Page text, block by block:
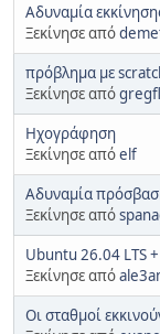
Αδυναμία
Ξεκίνησε από
πρόβλημα με
Ξεκίνησε από
Ηχογράφηση
Ξεκίνησε απόelf
Αδυναμία
Ξεκίνησε από
Ubuntu 26.04 LTS
Ξεκίνησε από
Οι σταθμοί